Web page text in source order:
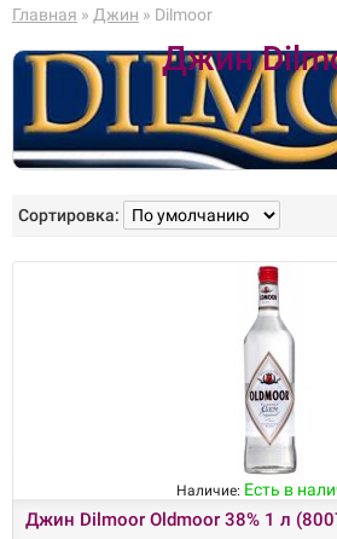
Главная » Джин » Dilmoor
Джин
Сортировка:
Наличие: Есть в
Джин Dilmoor Oldmoor 38% 1 л